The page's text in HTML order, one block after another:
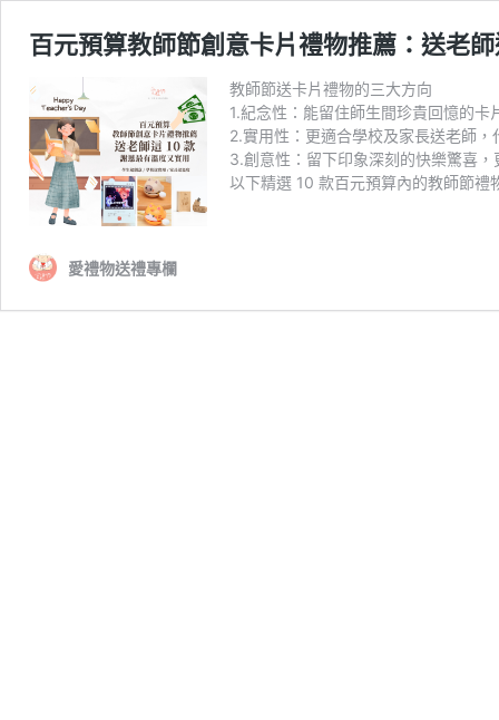
百元預算教師節創意卡片禮物推薦：送老
教師節送卡片禮物的三大方向
1.紀念性：能留住師生間珍貴回憶的
2.實用性：更適合學校及家長送老師
3.創意性：留下印象深刻的快樂驚喜
以下精選 10 款百元預算內的教師節禮
愛禮物送禮專欄